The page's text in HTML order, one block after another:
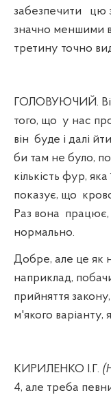
забезпечити
цю
значно меншими
третину точно
ГОЛОВУЮЧИЙ.
того, що у нас
він буде і далі
би там не було,
кількість фур, яка
показує, що
Раз вона працює,
нормально.
Добре, але це як
наприклад,
прийняття
м'якого варіанту,
КИРИЛЕНКО І.Г.
4, але треба